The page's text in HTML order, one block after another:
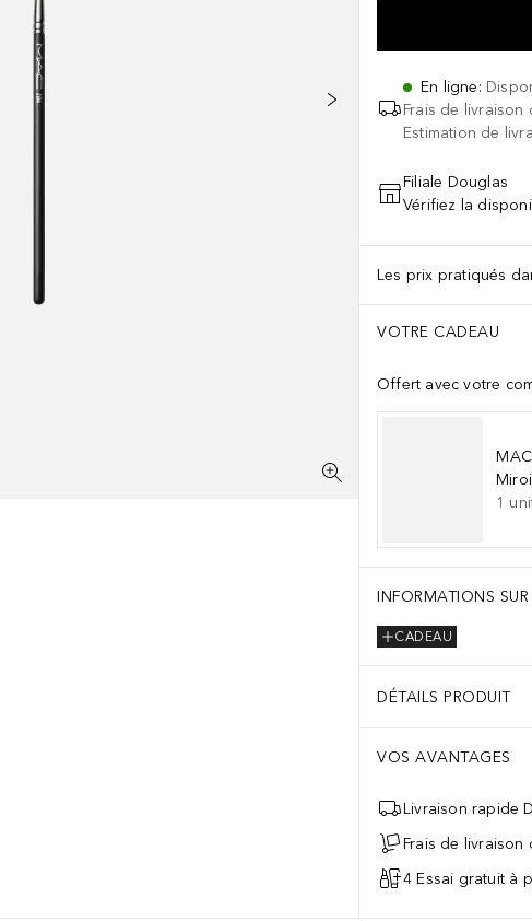
En ligne:
Frais de
Estimation de
Filiale Douglas
Vérifiez la
Les prix pratiqués
VOTRE CADEAU
Offert avec votre
MAC
1
INFORMATIONS
CADEAU
DÉTAILS PRODUIT
VOS AVANTAGES
Livraison rapide
Frais de livraison
4 Essai gratuit à